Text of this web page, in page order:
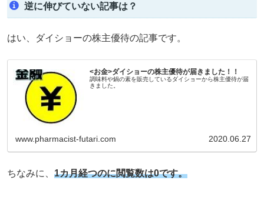
逆に伸びていない記事は？
はい、ダイショーの株主優待の記事です。
<お金>ダイショーの株主優待が届きました！！
調味料や鍋の素を販売しているダイショーから株主優待が届
きました。
www.pharmacist-futari.com 2020.06.27
ちなみに、 1カ月経つのに閲覧数は0です。